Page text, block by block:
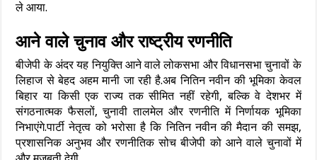
ले आया.
आने वाले चुनाव और राष्ट्रीय रणनीति
बीजेपी के अंदर यह नियुक्ति आने वाले लोकसभा और विधानसभा चुनावों के
लिहाज से बेहद अहम मानी जा रही है.अब नितिन नवीन की भूमिका केवल
बिहार या किसी एक राज्य तक सीमित नहीं रहेगी, बल्कि वे देशभर में
संगठनात्मक फैसलों, चुनावी तालमेल और रणनीति में निर्णायक भूमिका
निभाएंगे.पार्टी नेतृत्व को भरोसा है कि नितिन नवीन की मैदान की समझ,
प्रशासनिक अनुभव और रणनीतिक सोच बीजेपी को आने वाले चुनावों में